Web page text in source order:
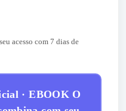
acesso com 7 dias de
· EBOOK O